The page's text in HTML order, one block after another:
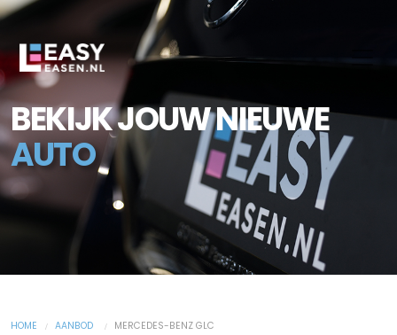
BEKIJK JOUW NIEUWE
AUTO
HOME AANBOD MERCEDES-BENZ GLC